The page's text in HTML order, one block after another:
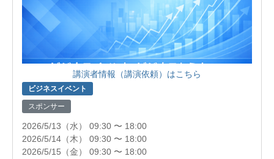
講演者情報（講演依頼）はこちら
ビジネスイベント
スポンサー
2026/5/13（水） 09:30 〜 18:00
2026/5/14（木） 09:30 〜 18:00
2026/5/15（金） 09:30 〜 18:00